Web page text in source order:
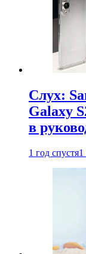
Слух:
Galaxy
в
1 год спустя1